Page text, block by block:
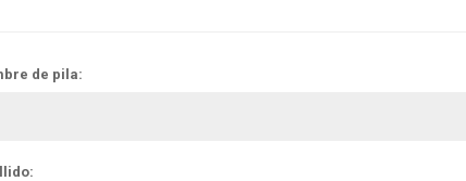
de pila: